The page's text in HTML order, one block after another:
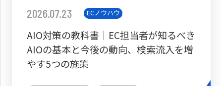
2026.07.23 ECノウハウ
AIO対策の教科書│EC担当者が知るべき
AIOの基本と今後の動向、検索流入を増
やす5つの施策